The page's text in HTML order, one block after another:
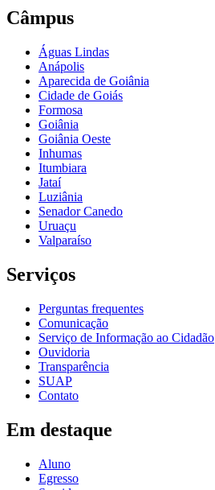
Câmpus
Águas Lindas
Anápolis
Aparecida de Goiânia
Cidade de Goiás
Formosa
Goiânia
Goiânia Oeste
Inhumas
Itumbiara
Jataí
Luziânia
Senador Canedo
Uruaçu
Valparaíso
Serviços
Perguntas frequentes
Comunicação
Serviço de Informação ao Cidadão
Ouvidoria
Transparência
SUAP
Contato
Em destaque
Aluno
Egresso